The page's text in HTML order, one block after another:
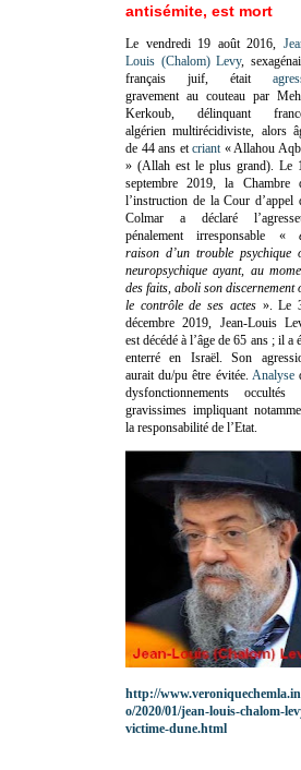
antisémite, est mort
Le vendredi 19 août 2016,
Louis (Chalom) Levy,
français juif, était
gravement au couteau par
Kerkoub, délinquant
algérien multirécidiviste, alors
de 44 ans etcriant « Allahou
» (Allah est le plus grand). Le
septembre 2019, la Chambre
l’instruction de la Cour d’appel
Colmar a déclaré
pénalement irresponsable «
raison d’un trouble psychique
neuropsychique ayant, au
des faits, aboli son discernement
le contrôle de ses actes». Le
décembre 2019, Jean-Louis
est décédé à l’âge de 65 ans ; il a
enterré en Israël. Son
aurait du/pu être évitée. Analyse
dysfonctionnements occultés
gravissimes impliquant
la responsabilité de l’Etat.
http://
o/2020/01/jean-louis-chalom-
victime-dune.html